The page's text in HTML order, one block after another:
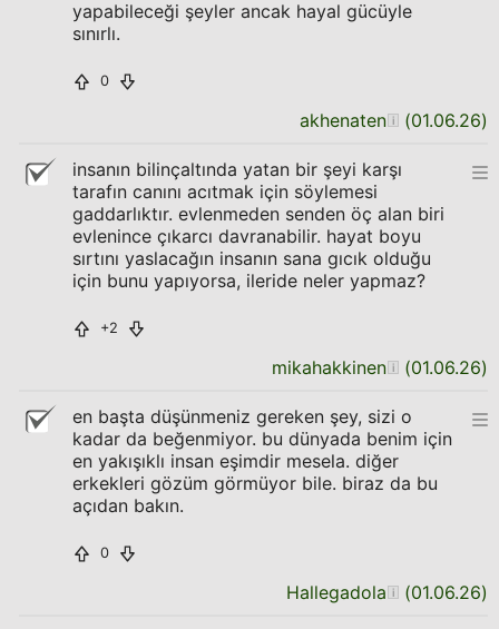
yapabileceği şeyler ancak hayal gücüyle
sınırlı.
0
akhenaten (01.06.26)
insanın bilinçaltında yatan bir şeyi karşı
tarafın canını acıtmak için söylemesi
gaddarlıktır. evlenmeden senden öç alan biri
evlenince çıkarcı davranabilir. hayat boyu
sırtını yaslacağın insanın sana gıcık olduğu
için bunu yapıyorsa, ileride neler yapmaz?
+2
mikahakkinen (01.06.26)
en başta düşünmeniz gereken şey, sizi o
kadar da beğenmiyor. bu dünyada benim için
en yakışıklı insan eşimdir mesela. diğer
erkekleri gözüm görmüyor bile. biraz da bu
açıdan bakın.
0
Hallegadola (01.06.26)